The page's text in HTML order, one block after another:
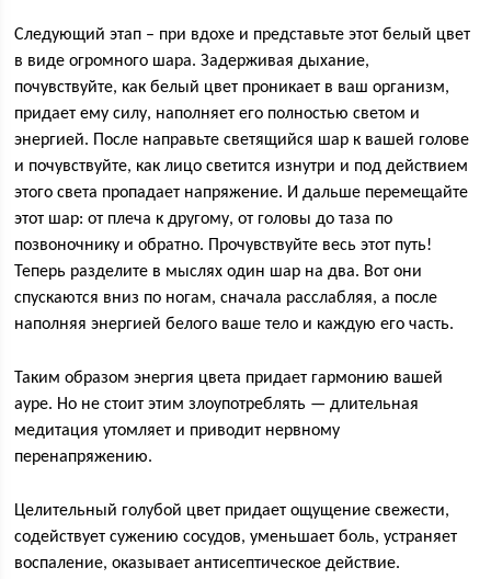
Следующий этап – при вдохе и представьте этот белый цвет
в виде огромного шара. Задерживая дыхание,
почувствуйте, как белый цвет проникает в ваш организм,
придает ему силу, наполняет его полностью светом и
энергией. После направьте светящийся шар к вашей голове
и почувствуйте, как лицо светится изнутри и под действием
этого света пропадает напряжение. И дальше перемещайте
этот шар: от плеча к другому, от головы до таза по
позвоночнику и обратно. Прочувствуйте весь этот путь!
Теперь разделите в мыслях один шар на два. Вот они
спускаются вниз по ногам, сначала расслабляя, а после
наполняя энергией белого ваше тело и каждую его часть.
Таким образом энергия цвета придает гармонию вашей
ауре. Но не стоит этим злоупотреблять — длительная
медитация утомляет и приводит нервному
перенапряжению.
Целительный голубой цвет придает ощущение свежести,
содействует сужению сосудов, уменьшает боль, устраняет
воспаление, оказывает антисептическое действие.